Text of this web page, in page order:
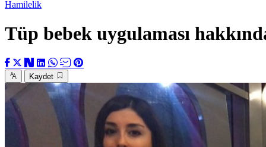
Hamilelik
Tüp bebek uygulaması
Kaydet